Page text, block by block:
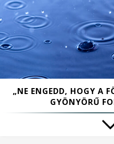
„NE ENGEDD, HOGY A
GYÖNYÖRŰ